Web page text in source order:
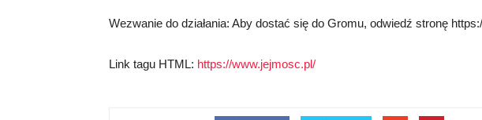
Wezwanie do działania: Aby dostać się do Gromu, odwiedź stronę
Link tagu HTML: https://www.jejmosc.pl/